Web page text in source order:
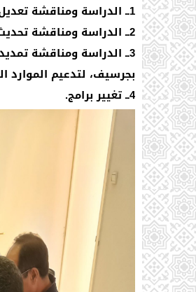
1ــ الدراسة ومناقشة تعديل بعض بنود كناش التحملات الخاص بالمحطة الطرقية؛
2ــ الدراسة ومناقشة تحديث التكلفة التقديرية لبعض مشاريع برنامج عمل الجماعة برسم سنة 2022-2027؛
3ــ الدراسة ومناقشة
بجرسيف، لتدعيم الموارد
4ــ تغيير برامج.